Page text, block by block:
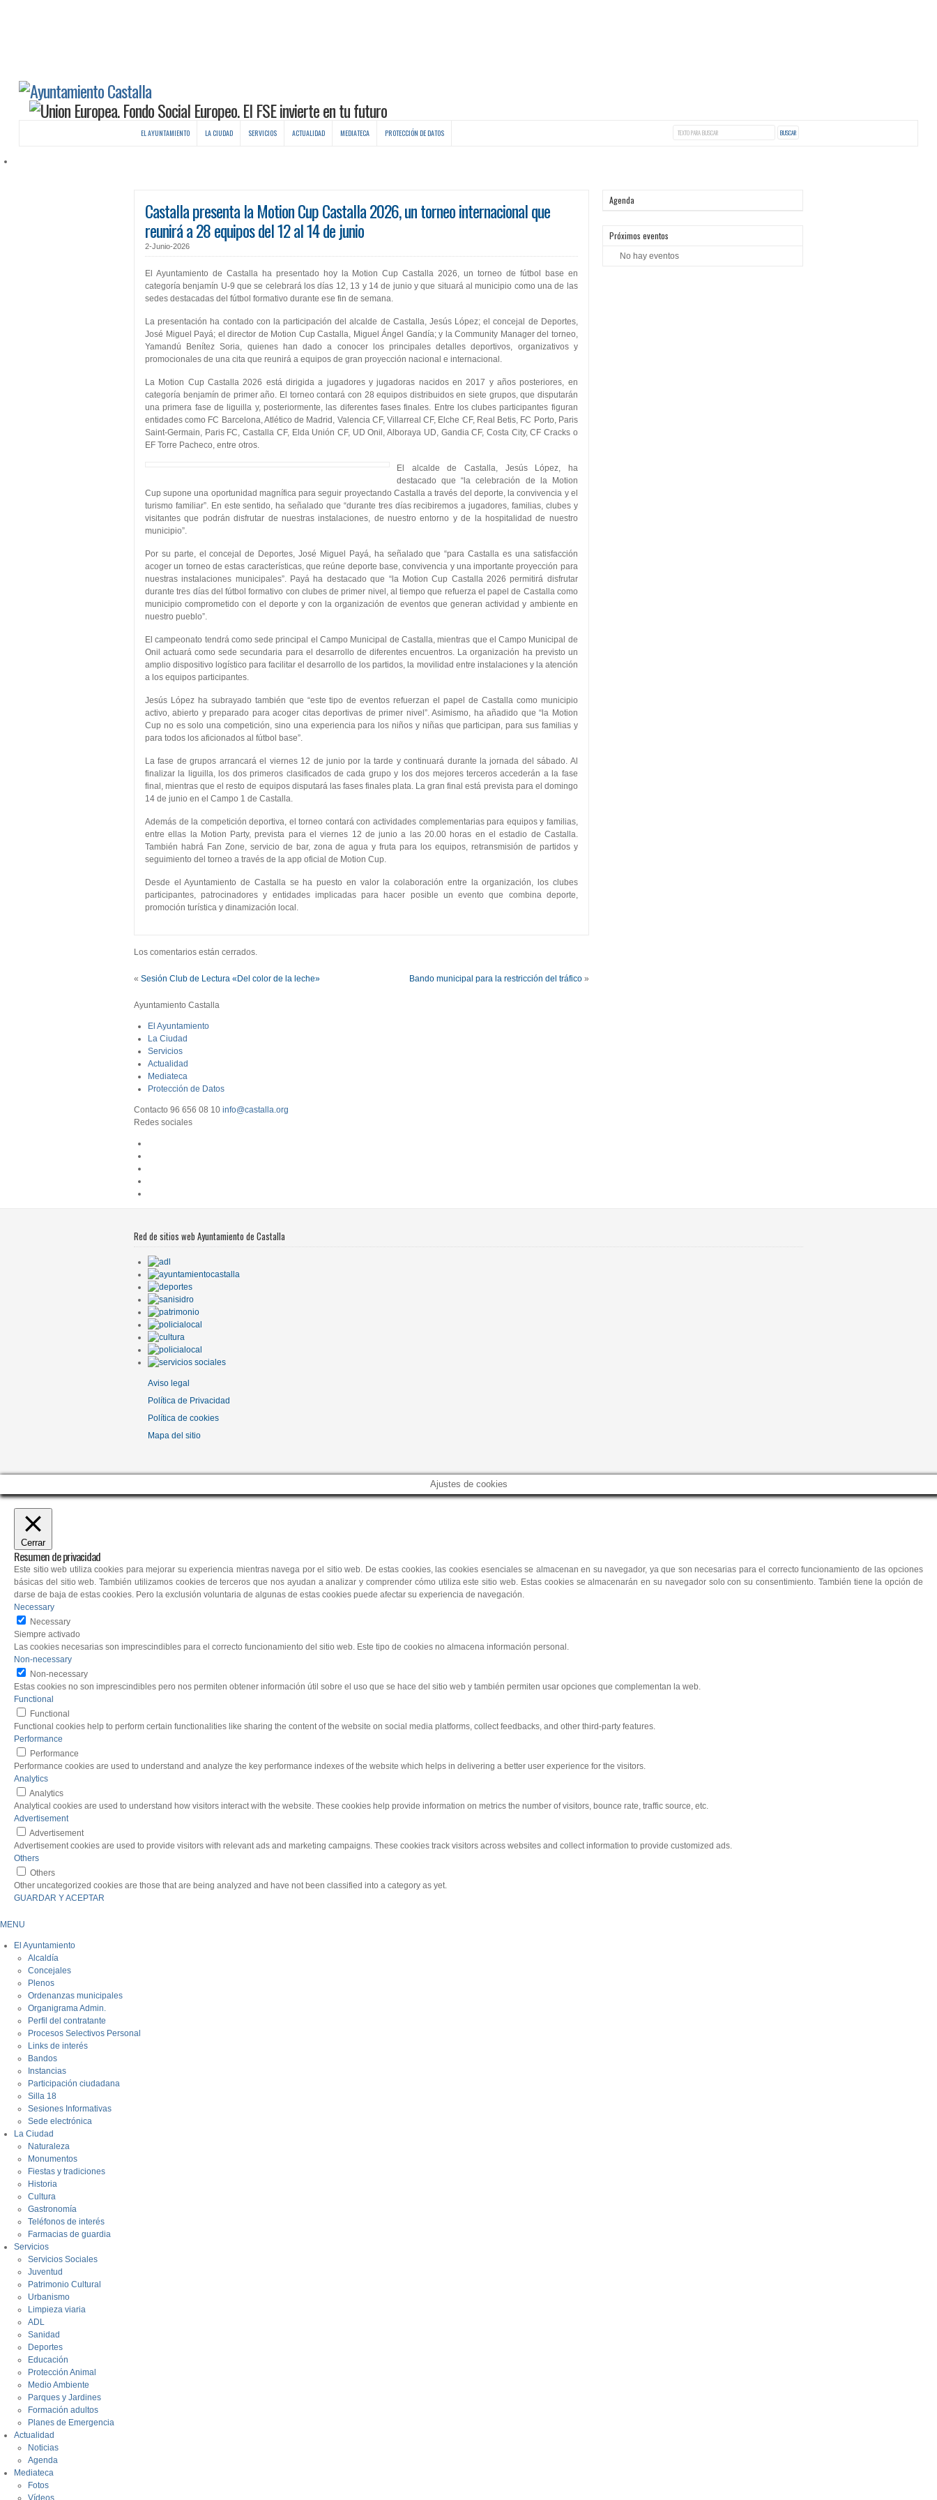
EL AYUNTAMIENTO LA CIUDAD SERVICIOS ACTUALIDAD MEDIATECA PROTECCIÓN DE DATOS
Castalla presenta la Motion Cup Castalla 2026, un torneo internacional que
reunirá a 28 equipos del 12 al 14 de junio
2-Junio-2026
El Ayuntamiento de Castalla ha presentado hoy la Motion Cup Castalla 2026, un torneo de fútbol base en
categoría benjamín U-9 que se celebrará los días 12, 13 y 14 de junio y que situará al municipio como una de las
sedes destacadas del fútbol formativo durante ese fin de semana.
La presentación ha contado con la participación del alcalde de Castalla, Jesús López; el concejal de Deportes,
José Miguel Payá; el director de Motion Cup Castalla, Miguel Ángel Gandía; y la Community Manager del torneo,
Yamandú Benítez Soria, quienes han dado a conocer los principales detalles deportivos, organizativos y
promocionales de una cita que reunirá a equipos de gran proyección nacional e internacional.
La Motion Cup Castalla 2026 está dirigida a jugadores y jugadoras nacidos en 2017 y años posteriores, en
categoría benjamín de primer año. El torneo contará con 28 equipos distribuidos en siete grupos, que disputarán
una primera fase de liguilla y, posteriormente, las diferentes fases finales. Entre los clubes participantes figuran
entidades como FC Barcelona, Atlético de Madrid, Valencia CF, Villarreal CF, Elche CF, Real Betis, FC Porto, Paris
Saint-Germain, Paris FC, Castalla CF, Elda Unión CF, UD Onil, Alboraya UD, Gandia CF, Costa City, CF Cracks o
EF Torre Pacheco, entre otros.
El alcalde de Castalla, Jesús López, ha
destacado que “la celebración de la Motion
Cup supone una oportunidad magnífica para seguir proyectando Castalla a través del deporte, la convivencia y el
turismo familiar”. En este sentido, ha señalado que “durante tres días recibiremos a jugadores, familias, clubes y
visitantes que podrán disfrutar de nuestras instalaciones, de nuestro entorno y de la hospitalidad de nuestro
municipio”.
Por su parte, el concejal de Deportes, José Miguel Payá, ha señalado que “para Castalla es una satisfacción
acoger un torneo de estas características, que reúne deporte base, convivencia y una importante proyección para
nuestras instalaciones municipales”. Payá ha destacado que “la Motion Cup Castalla 2026 permitirá disfrutar
durante tres días del fútbol formativo con clubes de primer nivel, al tiempo que refuerza el papel de Castalla como
municipio comprometido con el deporte y con la organización de eventos que generan actividad y ambiente en
nuestro pueblo”.
El campeonato tendrá como sede principal el Campo Municipal de Castalla, mientras que el Campo Municipal de
Onil actuará como sede secundaria para el desarrollo de diferentes encuentros. La organización ha previsto un
amplio dispositivo logístico para facilitar el desarrollo de los partidos, la movilidad entre instalaciones y la atención
a los equipos participantes.
Jesús López ha subrayado también que “este tipo de eventos refuerzan el papel de Castalla como municipio
activo, abierto y preparado para acoger citas deportivas de primer nivel”. Asimismo, ha añadido que “la Motion
Cup no es solo una competición, sino una experiencia para los niños y niñas que participan, para sus familias y
para todos los aficionados al fútbol base”.
La fase de grupos arrancará el viernes 12 de junio por la tarde y continuará durante la jornada del sábado. Al
finalizar la liguilla, los dos primeros clasificados de cada grupo y los dos mejores terceros accederán a la fase
final, mientras que el resto de equipos disputará las fases finales plata. La gran final está prevista para el domingo
14 de junio en el Campo 1 de Castalla.
Además de la competición deportiva, el torneo contará con actividades complementarias para equipos y familias,
entre ellas la Motion Party, prevista para el viernes 12 de junio a las 20.00 horas en el estadio de Castalla.
También habrá Fan Zone, servicio de bar, zona de agua y fruta para los equipos, retransmisión de partidos y
seguimiento del torneo a través de la app oficial de Motion Cup.
Desde el Ayuntamiento de Castalla se ha puesto en valor la colaboración entre la organización, los clubes
participantes, patrocinadores y entidades implicadas para hacer posible un evento que combina deporte,
promoción turística y dinamización local.
Los comentarios están cerrados.
« Sesión Club de Lectura «Del color de la leche» Bando municipal para la restricción del tráfico»
Agenda
Próximos eventos
No hay eventos
Ayuntamiento Castalla
El Ayuntamiento
La Ciudad
Servicios
Actualidad
Mediateca
Protección de Datos
Contacto 96 656 08 10 info@castalla.org
Redes sociales
Red de sitios web Ayuntamiento de Castalla
Aviso legal
Política de Privacidad
Política de cookies
Mapa del sitio
Ajustes de cookies
Cerrar
Resumen de privacidad
Este sitio web utiliza cookies para mejorar su experiencia mientras navega por el sitio web. De estas cookies, las cookies esenciales se almacenan en su navegador, ya que son necesarias para el correcto funcionamiento de las opciones
básicas del sitio web. También utilizamos cookies de terceros que nos ayudan a analizar y comprender cómo utiliza este sitio web. Estas cookies se almacenarán en su navegador solo con su consentimiento. También tiene la opción de
darse de baja de estas cookies. Pero la exclusión voluntaria de algunas de estas cookies puede afectar su experiencia de navegación.
Necessary
Necessary
Siempre activado
Las cookies necesarias son imprescindibles para el correcto funcionamiento del sitio web. Este tipo de cookies no almacena información personal.
Non-necessary
Non-necessary
Estas cookies no son imprescindibles pero nos permiten obtener información útil sobre el uso que se hace del sitio web y también permiten usar opciones que complementan la web.
Functional
Functional
Functional cookies help to perform certain functionalities like sharing the content of the website on social media platforms, collect feedbacks, and other third-party features.
Performance
Performance
Performance cookies are used to understand and analyze the key performance indexes of the website which helps in delivering a better user experience for the visitors.
Analytics
Analytics
Analytical cookies are used to understand how visitors interact with the website. These cookies help provide information on metrics the number of visitors, bounce rate, traffic source, etc.
Advertisement
Advertisement
Advertisement cookies are used to provide visitors with relevant ads and marketing campaigns. These cookies track visitors across websites and collect information to provide customized ads.
Others
Others
Other uncategorized cookies are those that are being analyzed and have not been classified into a category as yet.
GUARDAR Y ACEPTAR
MENU
El Ayuntamiento
Alcaldía
Concejales
Plenos
Ordenanzas municipales
Organigrama Admin.
Perfil del contratante
Procesos Selectivos Personal
Links de interés
Bandos
Instancias
Participación ciudadana
Silla 18
Sesiones Informativas
Sede electrónica
La Ciudad
Naturaleza
Monumentos
Fiestas y tradiciones
Historia
Cultura
Gastronomía
Teléfonos de interés
Farmacias de guardia
Servicios
Servicios Sociales
Juventud
Patrimonio Cultural
Urbanismo
Limpieza viaria
ADL
Sanidad
Deportes
Educación
Protección Animal
Medio Ambiente
Parques y Jardines
Formación adultos
Planes de Emergencia
Actualidad
Noticias
Agenda
Mediateca
Fotos
Vídeos